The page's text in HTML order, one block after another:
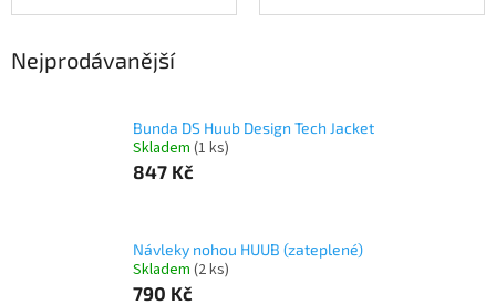
Nejprodávanější
Bunda DS Huub Design Tech Jacket
Skladem (1 ks)
847 Kč
Návleky nohou HUUB (zateplené)
Skladem (2 ks)
790 Kč